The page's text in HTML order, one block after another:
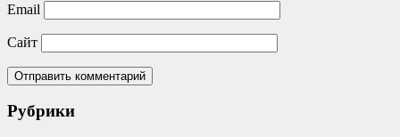
Email
Сайт
Рубрики